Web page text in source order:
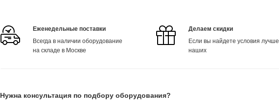
Еженедельные поставки
Всегда в наличии оборудование
на складе в Москве
Делаем скидки
Если вы найдете условия лучше
наших
Нужна консультация по подбору оборудования?